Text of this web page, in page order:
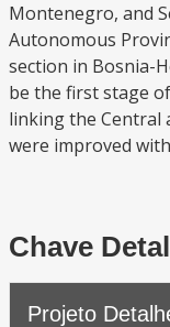
Montenegro, and
Autonomous
section in Bosnia-
be the first stage
linking the Central
were improved
Chave
Projeto